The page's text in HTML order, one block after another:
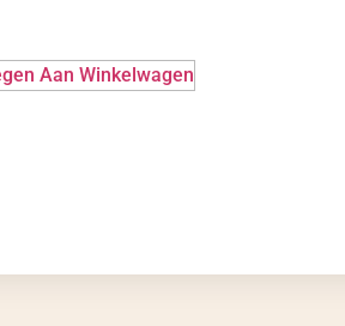
Aan Winkelwagen